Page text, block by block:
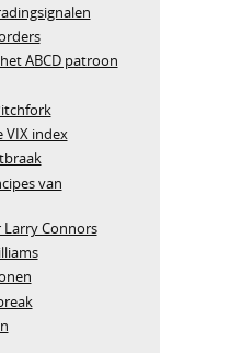
ABCD patroon
VIX index
van
Connors